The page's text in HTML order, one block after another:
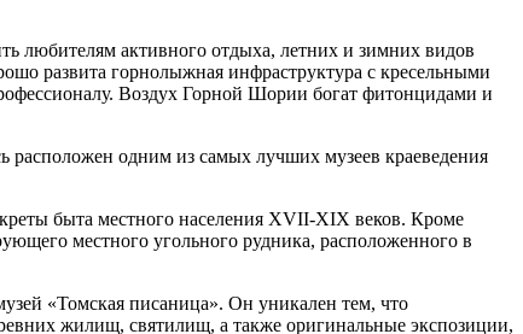
любителям активного отдыха, летних и зимних видов
развита горнолыжная инфраструктура с кресельными
Воздух Горной Шории богат фитонцидами и
расположен одним из самых лучших музеев краеведения
быта местного населения XVII-XIX веков. Кроме
местного угольного рудника, расположенного в
«Томская писаница». Он уникален тем, что
жилищ, святилищ, а также оригинальные экспозиции,